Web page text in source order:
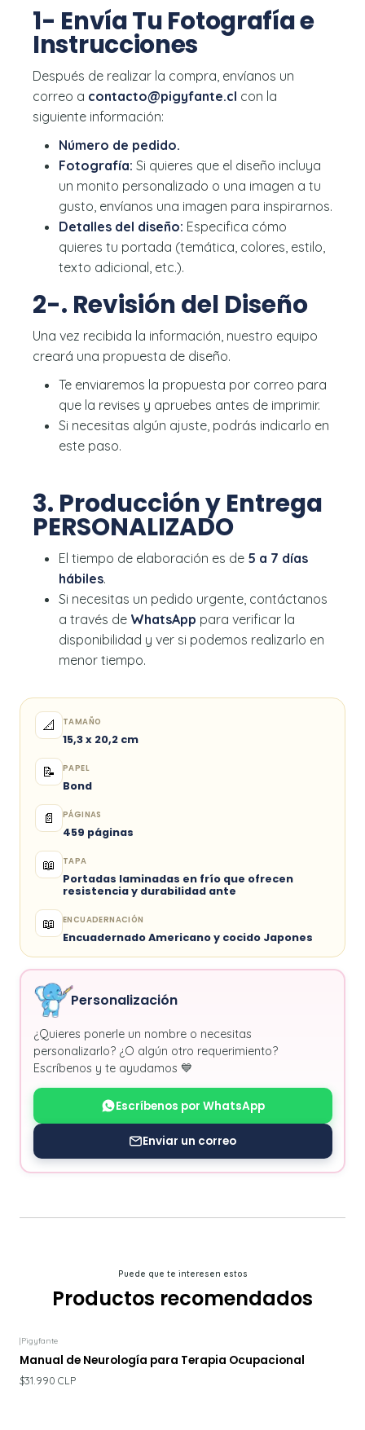
1- Envía Tu Fotografía e
Instrucciones
Después de realizar la compra, envíanos un
correo a contacto@pigyfante.cl con la
siguiente información:
Número de pedido.
Fotografía: Si quieres que el diseño incluya
un monito personalizado o una imagen a tu
gusto, envíanos una imagen para inspirarnos.
Detalles del diseño: Especifica cómo
quieres tu portada (temática, colores, estilo,
texto adicional, etc.).
2-. Revisión del Diseño
Una vez recibida la información, nuestro equipo
creará una propuesta de diseño.
Te enviaremos la propuesta por correo para
que la revises y apruebes antes de imprimir.
Si necesitas algún ajuste, podrás indicarlo en
este paso.
3. Producción y Entrega
PERSONALIZADO
El tiempo de elaboración es de 5 a 7 días
hábiles.
Si necesitas un pedido urgente, contáctanos
a través de WhatsApp para verificar la
disponibilidad y ver si podemos realizarlo en
menor tiempo.
📐 TAMAÑO
15,3 x 20,2 cm
📝 PAPEL
Bond
📄 PÁGINAS
459 páginas
📖 TAPA
Portadas laminadas en frío que ofrecen
resistencia y durabilidad ante
📖 ENCUADERNACIÓN
Encuadernado Americano y cocido Japones
Personalización
¿Quieres ponerle un nombre o necesitas
personalizarlo? ¿O algún otro requerimiento?
Escríbenos y te ayudamos 💙
Escríbenos por WhatsApp
Enviar un correo
Puede que te interesen estos
Productos recomendados
|Pigyfante
Manual de Neurología para Terapia Ocupacional
$31.990 CLP